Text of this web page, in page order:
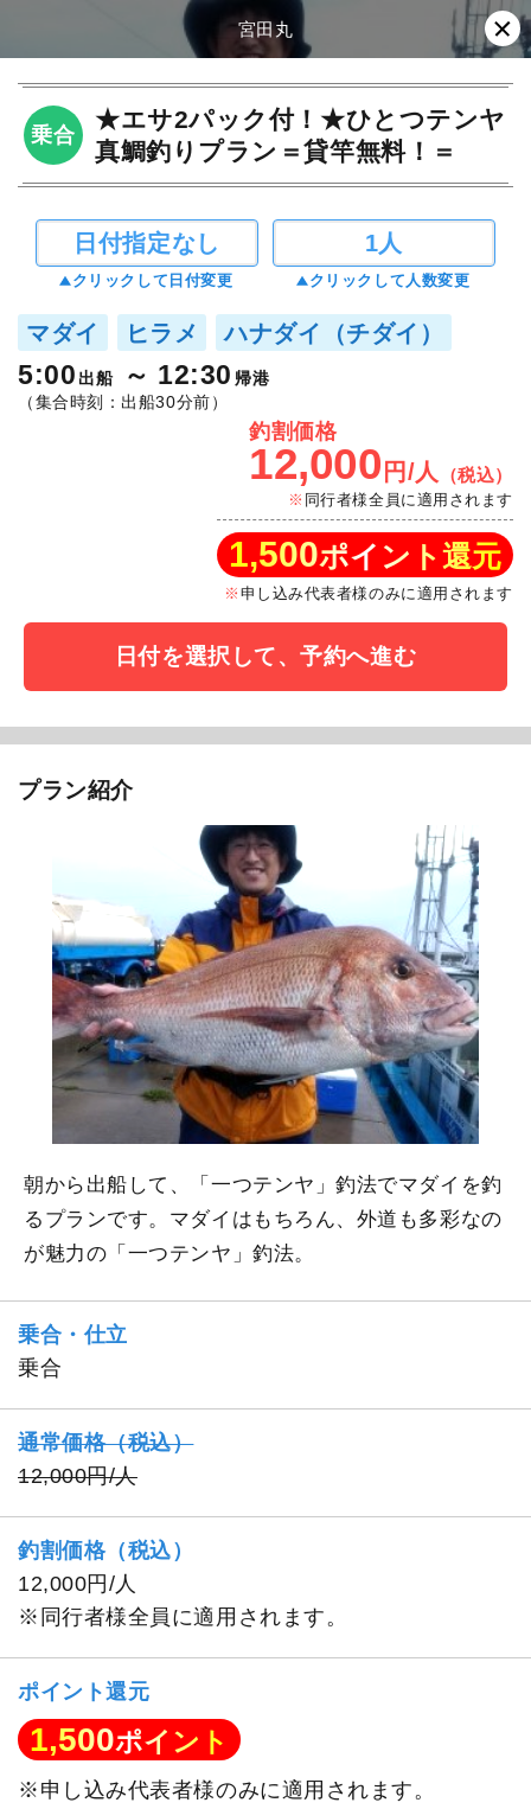
宮田丸
乗合
★エサ2パック付！★ひとつテンヤ
真鯛釣りプラン＝貸竿無料！＝
日付指定なし
クリックして日付変更
1人
クリックして人数変更
マダイ ヒラメ ハナダイ（チダイ）
5:00 出船 12:30 帰港
（集合時刻：出船30分前）
釣割価格
12,000 円/人 （税込）
同行者様全員に適用されます
1,500ポイント還元
申し込み代表者様のみに適用されます
日付を選択して、予約へ進む
プラン紹介
朝から出船して、「一つテンヤ」釣法でマダイを釣
るプランです。マダイはもちろん、外道も多彩なの
が魅力の「一つテンヤ」釣法。
乗合・仕立
乗合
通常価格（税込）
12,000円/人
釣割価格（税込）
12,000円/人
※同行者様全員に適用されます。
ポイント還元
1,500ポイント
※申し込み代表者様のみに適用されます。